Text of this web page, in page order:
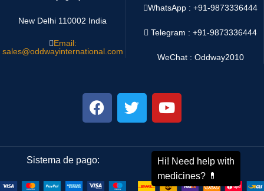
New Delhi 110002 India
Email:
sales@oddwayinternational.com
WhatsApp :+91-9873336444
Telegram : +91-9873336444
WeChat : Oddway2010
Sistema de pago: Sistema de envío: